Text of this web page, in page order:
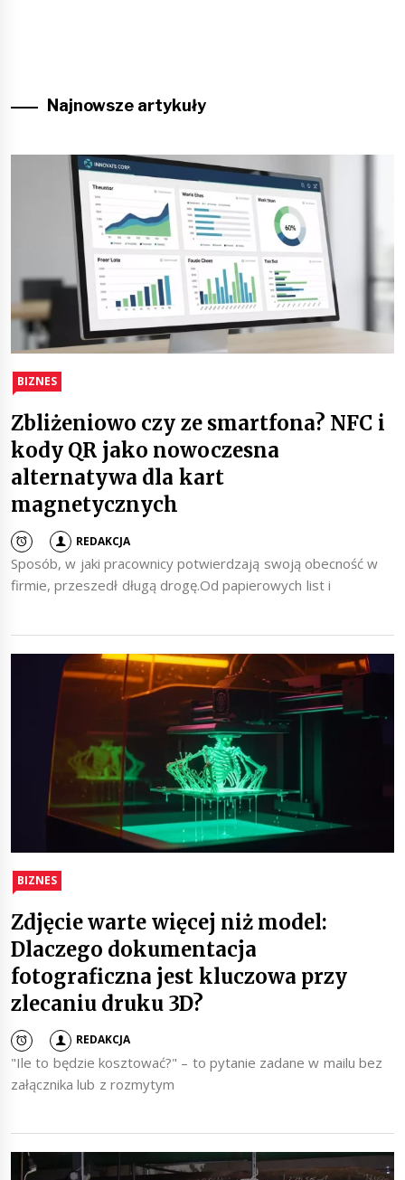
Najnowsze artykuły
BIZNES
Zbliżeniowo czy ze smartfona? NFC i
kody QR jako nowoczesna
alternatywa dla kart
magnetycznych
REDAKCJA
Sposób, w jaki pracownicy potwierdzają swoją obecność w
firmie, przeszedł długą drogę.Od papierowych list i
BIZNES
Zdjęcie warte więcej niż model:
Dlaczego dokumentacja
fotograficzna jest kluczowa przy
zlecaniu druku 3D?
REDAKCJA
"Ile to będzie kosztować?" – to pytanie zadane w mailu bez
załącznika lub z rozmytym